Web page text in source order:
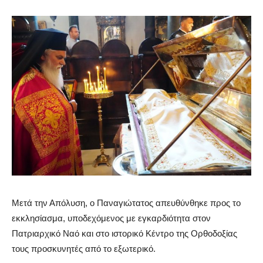
Μετά την Απόλυση, ο Παναγιώτατος απευθύνθηκε προς το
εκκλησίασμα, υποδεχόμενος με εγκαρδιότητα στον
Πατριαρχικό Ναό και στο ιστορικό Κέντρο της Ορθοδοξίας
τους προσκυνητές από το εξωτερικό.